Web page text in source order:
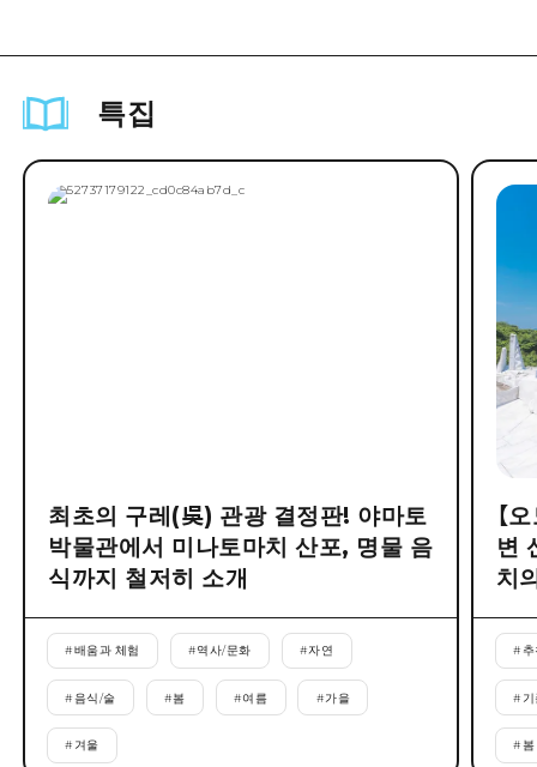
특집
최초의 구레(吳) 관광 결정판! 야마토
박물관에서 미나토마치 산포, 명물 음
식까지 철저히 소개
#배움과 체험 #역사/문화 #자연
#음식/술 #봄 #여름 #가을
# 겨울
【
변
치
#
#
#봄